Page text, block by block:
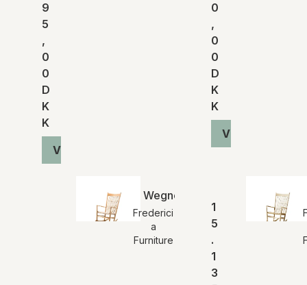
9
5
,
0
0
D
K
K
Vis produkt
0
,
0
0
D
K
K
Vis produkt
Wegner J16 Gyngestol | Eg
Frederici
a
Furniture
1
5
.
1
3